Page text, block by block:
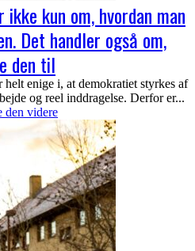
kun om, hvordan man
Det handler også om,
den til
enige i, at demokratiet styrkes af
og reel inddragelse. Derfor er...
den videre